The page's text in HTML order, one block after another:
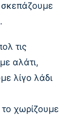
σκεπάζουμε
τις
αλάτι,
λίγο λάδι
το χωρίζουμε